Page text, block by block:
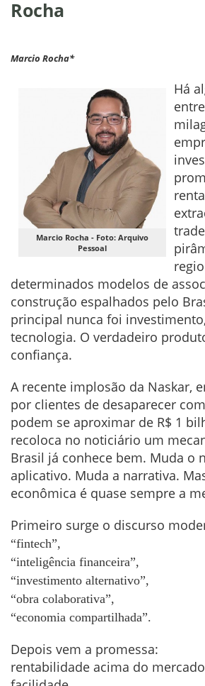
Rocha
Marcio Rocha*
Marcio Rocha - Foto: Arquivo
Pessoal
Há
determinados modelos de
construção espalhados pelo
principal nunca foi
tecnologia. O verdadeiro
confiança.
A recente implosão da Naskar,
por clientes de desaparecer
podem se aproximar de R$ 1
recoloca no noticiário um
Brasil já conhece bem. Muda o
aplicativo. Muda a narrativa.
econômica é quase sempre a
Primeiro surge o discurso
“fintech”,
“inteligência financeira”,
“investimento alternativo”,
“obra colaborativa”,
“economia compartilhada”.
Depois vem a promessa:
rentabilidade acima do